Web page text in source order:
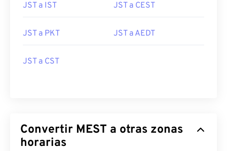
JST a IST JST a CEST
JST a PKT JST a AEDT
JST a CST
Convertir MEST a otras zonas
horarias